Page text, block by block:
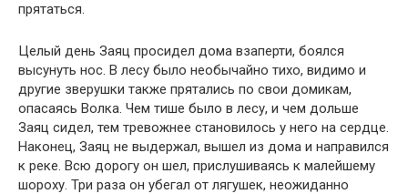
прятаться.
Целый день Заяц просидел дома взаперти, боялся
высунуть нос. В лесу было необычайно тихо, видимо и
другие зверушки также прятались по свои домикам,
опасаясь Волка. Чем тише было в лесу, и чем дольше
Заяц сидел, тем тревожнее становилось у него на сердце.
Наконец, Заяц не выдержал, вышел из дома и направился
к реке. Всю дорогу он шел, прислушиваясь к малейшему
шороху. Три раза он убегал от лягушек, неожиданно